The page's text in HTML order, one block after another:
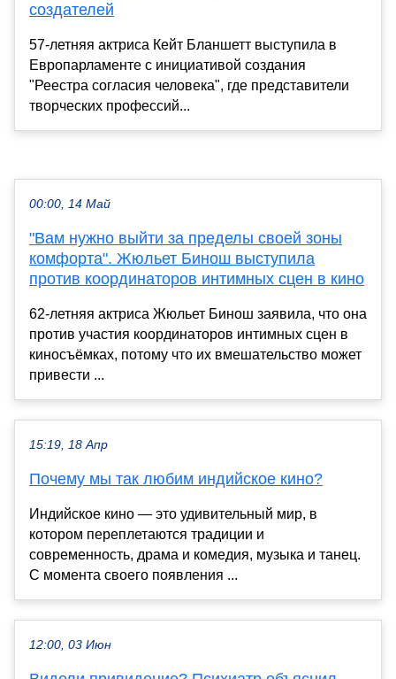
создателей
57-летняя актриса Кейт Бланшетт выступила в
Европарламенте с инициативой создания
"Реестра согласия человека", где представители
творческих профессий...
00:00, 14 Май
"Вам нужно выйти за пределы своей зоны
комфорта". Жюльет Бинош выступила
против координаторов интимных сцен в кино
62-летняя актриса Жюльет Бинош заявила, что она
против участия координаторов интимных сцен в
киносъёмках, потому что их вмешательство может
привести ...
15:19, 18 Апр
Почему мы так любим индийское кино?
Индийское кино — это удивительный мир, в
котором переплетаются традиции и
современность, драма и комедия, музыка и танец.
С момента своего появления ...
12:00, 03 Июн